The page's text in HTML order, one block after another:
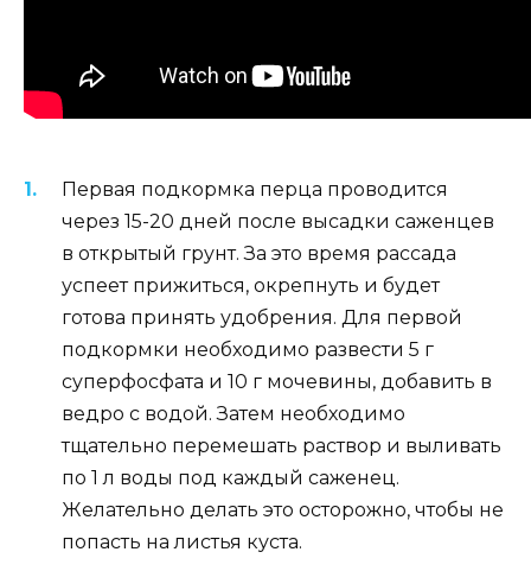
Первая подкормка перца проводится
через 15-20 дней после высадки саженцев
в открытый грунт. За это время рассада
успеет прижиться, окрепнуть и будет
готова принять удобрения. Для первой
подкормки необходимо развести 5 г
суперфосфата и 10 г мочевины, добавить в
ведро с водой. Затем необходимо
тщательно перемешать раствор и выливать
по 1 л воды под каждый саженец.
Желательно делать это осторожно, чтобы не
попасть на листья куста.